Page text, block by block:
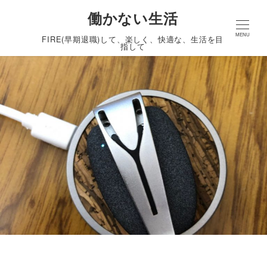
働かない生活
FIRE(早期退職)して、楽しく、快適な、生活を目
指して
MENU